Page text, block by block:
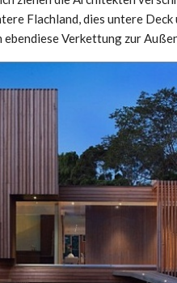
Flachland, dies untere Deck
Verkettung zur